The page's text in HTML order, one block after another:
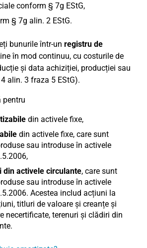
conform § 7g EStG,
§ 7g alin. 2 EStG.
bunurile într-un registru de
în mod continuu, cu costurile de
și data achiziției, producției sau
alin. 3 fraza 5 EStG).
pentru
din activele fixe,
din activele fixe, care sunt
sau introduse în activele
din activele circulante, care sunt
sau introduse în activele
Acestea includ acțiuni la
titluri de valoare și creanțe și
necertificate, terenuri și clădiri din